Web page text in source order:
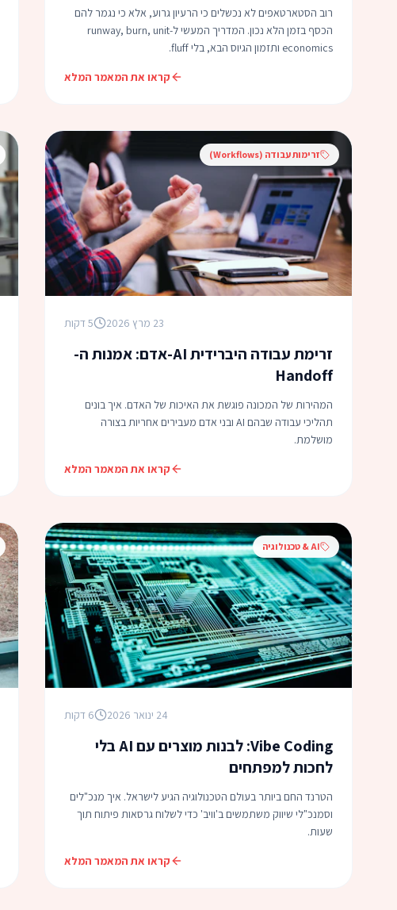
רוב הסטארטאפים לא נכשלים כי הרעיון גרוע, אלא כי נגמר להם
הכסף בזמן הלא נכון. המדריך המעשי ל-runway, burn, unit
economics ותזמון הגיוס הבא, בלי fluff.
קראו את המאמר המלא
זרימות עבודה (Workflows)
23 מרץ 2026 5 דקות
זרימת עבודה היברידית AI-אדם: אמנות ה-
Handoff
המהירות של המכונה פוגשת את האיכות של האדם. איך בונים
תהליכי עבודה שבהם AI ובני אדם מעבירים אחריות בצורה
מושלמת.
קראו את המאמר המלא
AI & טכנולוגיה
24 ינואר 2026 6 דקות
Vibe Coding: לבנות מוצרים עם AI בלי
לחכות למפתחים
הטרנד החם ביותר בעולם הטכנולוגיה הגיע לישראל. איך מנכ"לים
וסמנכ"לי שיווק משתמשים ב'וויב' כדי לשלוח גרסאות פיתוח תוך
שעות.
קראו את המאמר המלא